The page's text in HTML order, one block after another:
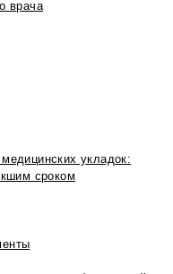
врача
укладок:
сроком